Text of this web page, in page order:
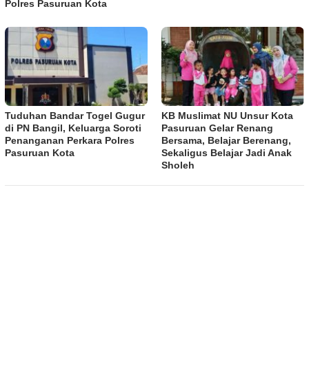
Polres Pasuruan Kota
Tuduhan Bandar Togel Gugur
di PN Bangil, Keluarga Soroti
Penanganan Perkara Polres
Pasuruan Kota
KB Muslimat NU Unsur Kota
Pasuruan Gelar Renang
Bersama, Belajar Berenang,
Sekaligus Belajar Jadi Anak
Sholeh